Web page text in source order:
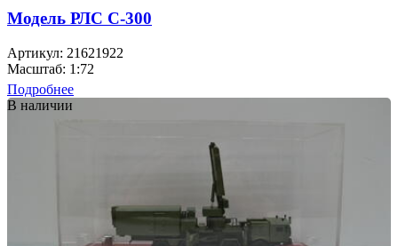
Модель РЛС С-300
Артикул: 21621922
Масштаб: 1:72
Подробнее
В наличии